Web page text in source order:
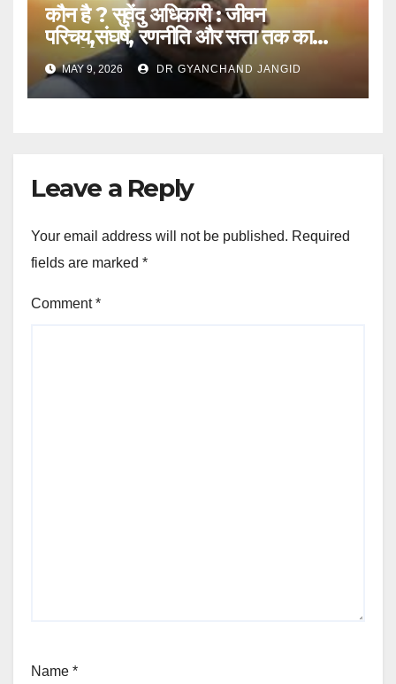
कौन है ? सुवेंदु अधिकारी : जीवन
परिचय,संघर्ष, रणनीति और सत्ता तक का
राजनीतिक सफर
MAY 9, 2026 DR GYANCHAND JANGID
Leave a Reply
Your email address will not be published. Required
fields are marked *
Comment*
Name *